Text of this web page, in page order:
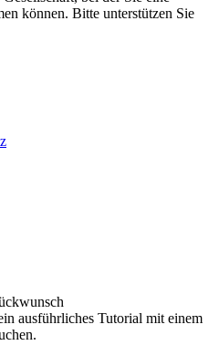
können. Bitte unterstützen Sie
ausführliches Tutorial mit einem